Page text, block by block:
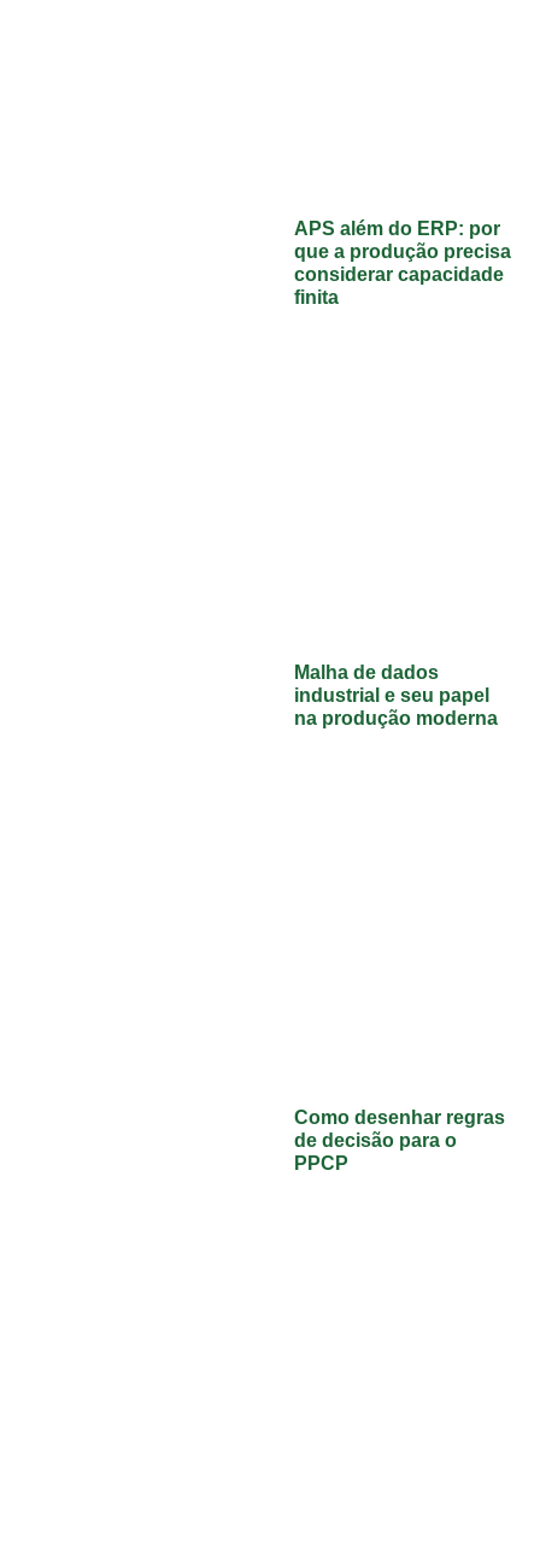
APS além do ERP: por
que a produção precisa
considerar capacidade
finita
Malha de dados
industrial e seu papel
na produção moderna
Como desenhar regras
de decisão para o
PPCP